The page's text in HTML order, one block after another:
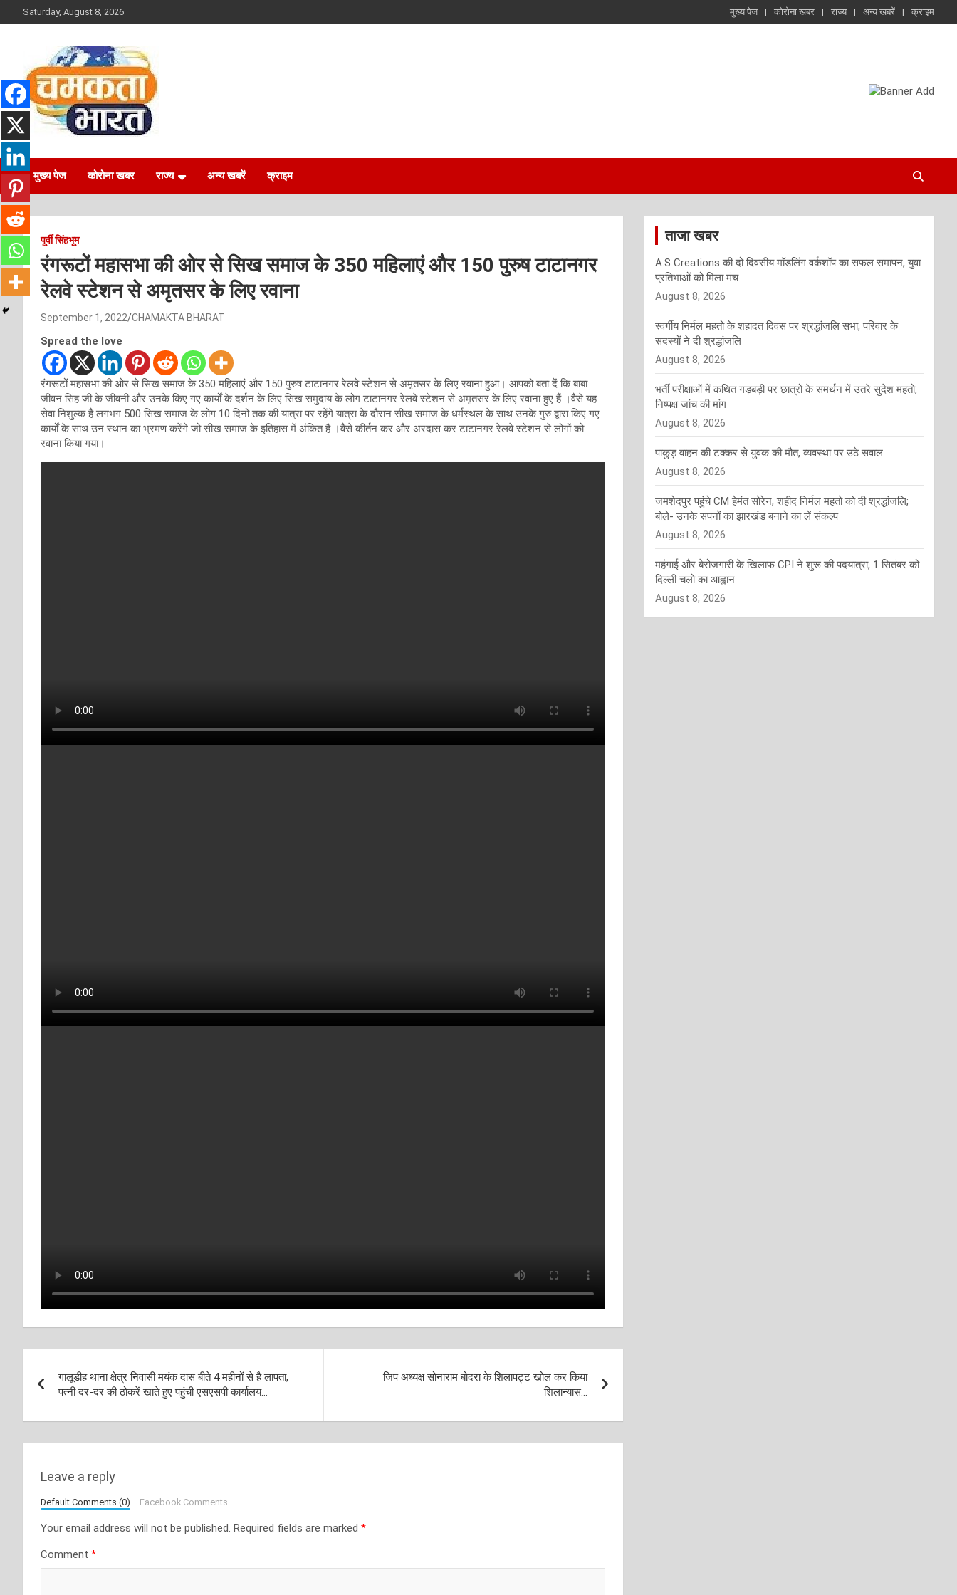
to
Saturday, August 8, 2026 मुख्य पेज कोरोना खबर राज्य अन्य खबरें क्राइम
CHAMAKTA BHARAT
NEWS
मुख्य पेज कोरोना खबर राज्य अन्य खबरें क्राइम
पूर्वी सिंहभूम
रंगरूटों महासभा की ओर से सिख समाज के 350 महिलाएं और 150 पुरुष टाटानगर
रेलवे स्टेशन से अमृतसर के लिए रवाना
September 1, 2022 CHAMAKTA BHARAT
Spread the love
रंगरूटों महासभा की ओर से सिख समाज के 350 महिलाएं और 150 पुरुष टाटानगर रेलवे स्टेशन से अमृतसर के लिए रवाना हुआ। आपको बता दें कि बाबा
जीवन सिंह जी के जीवनी और उनके किए गए कार्यों के दर्शन के लिए सिख समुदाय के लोग टाटानगर रेलवे स्टेशन से अमृतसर के लिए रवाना हुए हैं ।वैसे यह
सेवा निशुल्क है लगभग 500 सिख समाज के लोग 10 दिनों तक की यात्रा पर रहेंगे यात्रा के दौरान सीख समाज के धर्मस्थल के साथ उनके गुरु द्वारा किए गए
कार्यों के साथ उन स्थान का भ्रमण करेंगे जो सीख समाज के इतिहास में अंकित है ।वैसे कीर्तन कर और अरदास कर टाटानगर रेलवे स्टेशन से लोगों को
रवाना किया गया।
navigation
गालूडीह थाना क्षेत्र निवासी मयंक दास बीते 4 महीनों से है लापता,
पत्नी दर-दर की ठोकरें खाते हुए पहुंची एसएसपी कार्यालय…
जिप अध्यक्ष सोनाराम बोदरा के शिलापट्ट खोल कर किया
शिलान्यास…
Leave a reply
Default Comments (0) Facebook Comments
Your email address will not be published. Required fields are marked *
Comment *
ताजा खबर
A.S Creations की दो दिवसीय मॉडलिंग वर्कशॉप का सफल समापन, युवा
प्रतिभाओं को मिला मंच
August 8, 2026
स्वर्गीय निर्मल महतो के शहादत दिवस पर श्रद्धांजलि सभा, परिवार के
सदस्यों ने दी श्रद्धांजलि
August 8, 2026
भर्ती परीक्षाओं में कथित गड़बड़ी पर छात्रों के समर्थन में उतरे सुदेश महतो,
निष्पक्ष जांच की मांग
August 8, 2026
पाकुड़ वाहन की टक्कर से युवक की मौत, व्यवस्था पर उठे सवाल
August 8, 2026
जमशेदपुर पहुंचे CM हेमंत सोरेन, शहीद निर्मल महतो को दी श्रद्धांजलि;
बोले- उनके सपनों का झारखंड बनाने का लें संकल्प
August 8, 2026
महंगाई और बेरोजगारी के खिलाफ CPI ने शुरू की पदयात्रा, 1 सितंबर को
दिल्ली चलो का आह्वान
August 8, 2026